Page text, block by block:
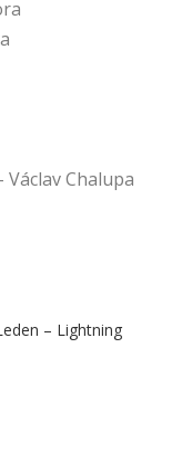
Václav Chalupa
– Lightning